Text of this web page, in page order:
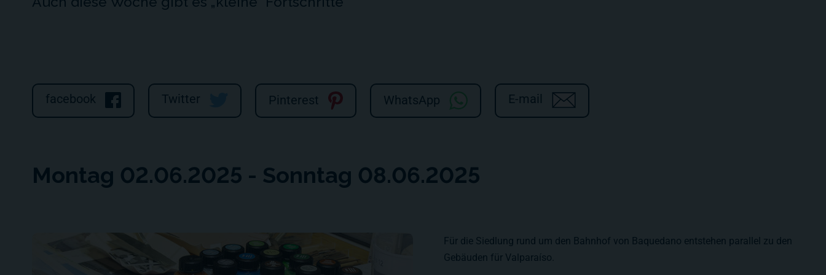
facebook Twitter Pinterest WhatsApp E-mail
Montag 02.06.2025 - Sonntag 08.06.2025
Für die Siedlung rund um den Bahnhof von Baquedano entstehen parallel zu den
Gebäuden für Valparaíso.